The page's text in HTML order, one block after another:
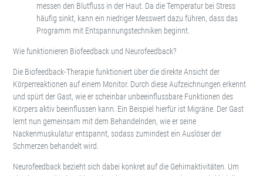
messen den Blutfluss in der Haut. Da die Temperatur bei Stress
häufig sinkt, kann ein niedriger Messwert dazu führen, dass das
Programm mit Entspannungstechniken beginnt.
Wie funktionieren Biofeedback und Neurofeedback?
Die Biofeedback-Therapie funktioniert über die direkte Ansicht der
Körperreaktionen auf einem Monitor. Durch diese Aufzeichnungen erkennt
und spürt der Gast, wie er scheinbar unbeeinflussbare Funktionen des
Körpers aktiv beeinflussen kann. Ein Beispiel hierfür ist Migräne. Der Gast
lernt nun gemeinsam mit dem Behandelnden, wie er seine
Nackenmuskulatur entspannt, sodass zumindest ein Auslöser der
Schmerzen behandelt wird.
Neurofeedback bezieht sich dabei konkret auf die Gehirnaktivitäten. Um